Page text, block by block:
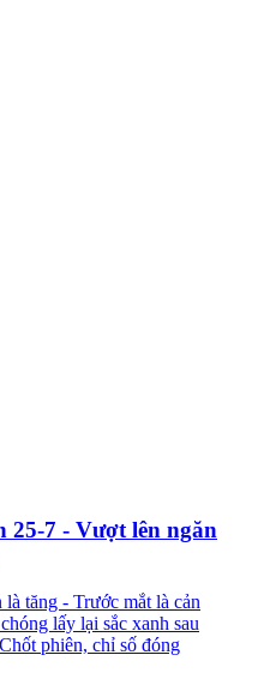
7 - Vượt lên ngăn
tăng - Trước mắt là cản
lấy lại sắc xanh sau
phiên, chỉ số đóng